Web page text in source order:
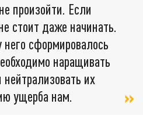
произойти. Если
стоит даже начинать.
сформировалось
наращивать
их
ущерба нам.